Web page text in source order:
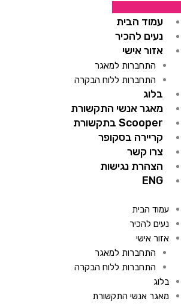
לתוכןעמוד הבית
נעים להכיר
אזור אישי
התחברות למאגר
התחברות ללוח הבקרה
בלוג
מאגר אנשי התקשורת
Scooper בתקשורת
קריירה בסקופר
צרו קשר
הצהרת נגישות
ENG
עמוד הבית
נעים להכיר
אזור אישי
התחברות למאגר
התחברות ללוח הבקרה
בלוג
מאגר אנשי התקשורת